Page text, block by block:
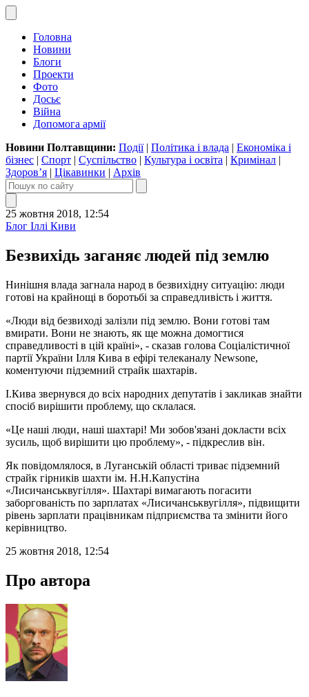
Головна
Новини
Блоги
Проекти
Фото
Досьє
Війна
Допомога армії
Новини Полтавщини: Події| Політика і влада | Економіка і
бізнес | Спорт | Суспільство | Культура і освіта | Кримінал |
Здоров’я | Цікавинки | Архів
25 жовтня 2018, 12:54
Блог Іллі Киви
Безвихідь заганяє людей під землю
Нинішня влада загнала народ в безвихідну ситуацію: люди
готові на крайнощі в боротьбі за справедливість і життя.
«Люди від безвиході залізли під землю. Вони готові там
вмирати. Вони не знають, як ще можна домогтися
справедливості в цій країні», - сказав голова Соціалістичної
партії України Ілля Кива в ефірі телеканалу Newsone,
коментуючи підземний страйк шахтарів.
І.Кива звернувся до всіх народних депутатів і закликав знайти
спосіб вирішити проблему, що склалася.
«Це наші люди, наші шахтарі! Ми зобов'язані докласти всіх
зусиль, щоб вирішити цю проблему», - підкреслив він.
Як повідомлялося, в Луганській області триває підземний
страйк гірників шахти ім. Н.Н.Капустіна
«Лисичанськвугілля». Шахтарі вимагають погасити
заборгованість по зарплатах «Лисичанськвугілля», підвищити
рівень зарплати працівникам підприємства та змінити його
керівництво.
25 жовтня 2018, 12:54
Про автора